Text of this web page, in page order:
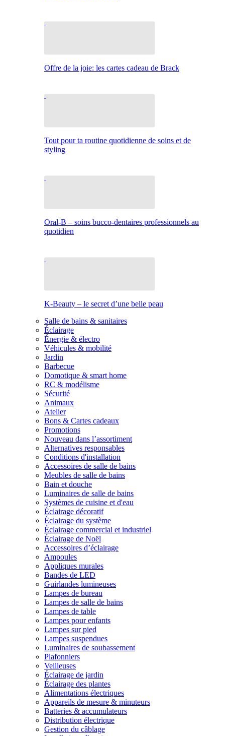
Offre de la joie: les cartes cadeau de Brack
Tout pour ta routine quotidienne de soins et de
styling
Oral-B – soins bucco-dentaires professionnels au
quotidien
K-Beauty – le secret d’une belle peau
Salle de bains & sanitaires
Éclairage
Énergie & électro
Véhicules & mobilité
Jardin
Barbecue
Domotique & smart home
RC & modélisme
Sécurité
Animaux
Atelier
Bons & Cartes cadeaux
Promotions
Nouveau dans l’assortiment
Alternatives responsables
Conditions d'installation
Accessoires de salle de bains
Meubles de salle de bains
Bain et douche
Luminaires de salle de bains
Systèmes de cuisine et d'eau
Éclairage décoratif
Éclairage du système
Éclairage commercial et industriel
Éclairage de Noël
Accessoires d’éclairage
Ampoules
Appliques murales
Bandes de LED
Guirlandes lumineuses
Lampes de bureau
Lampes de salle de bains
Lampes de table
Lampes pour enfants
Lampes sur pied
Lampes suspendues
Luminaires de soubassement
Plafonniers
Veilleuses
Éclairage de jardin
Éclairage des plantes
Alimentations électriques
Appareils de mesure & minuteurs
Batteries & accumulateurs
Distribution électrique
Gestion du câblage